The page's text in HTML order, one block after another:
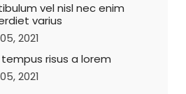
vel nisl nec enim
varius
2021
risus a lorem
2021